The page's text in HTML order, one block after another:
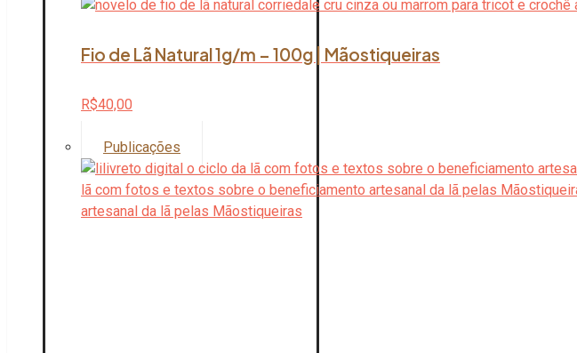
Fio de Lã Natural 1g/m – 100g | Mãostiqueiras
R$40,00
Publicações